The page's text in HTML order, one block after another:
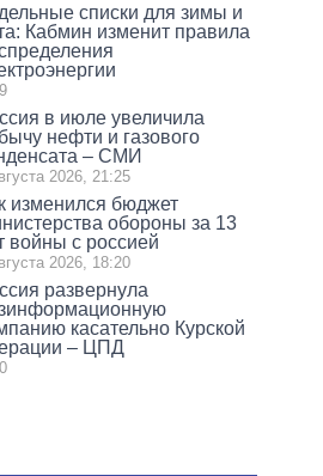
списки для зимы и
Кабмин изменит правила
в июле увеличила
нефти и газового
– СМИ
2026, 21:25
изменился бюджет
обороны за 13
войны с россией
2026, 18:20
развернула
касательно Курской
– ЦПД